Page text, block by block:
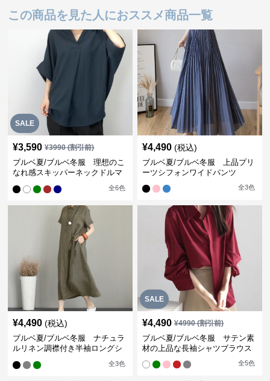
この商品を見た人におススメ商品一覧
SALE
¥3,590 ¥3990(割引前)
ブルベ夏/ブルベ冬服 理想のこ
なれ感スキッパーネックドルマ
全6色
¥4,490 (税込)
ブルベ夏/ブルベ冬服 上品プリ
ーツシフォンワイドパンツ
全3色
¥4,490 (税込)
ブルベ夏/ブルベ冬服 ナチュラ
ルリネン調襟付き半袖ロングシ
全3色
SALE
¥4,490 ¥4990(割引前)
ブルベ夏/ブルベ冬服 サテン素
材の上品な長袖シャツブラウス
全5色